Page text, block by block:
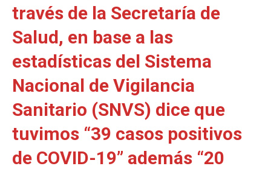
través de la Secretaría de
Salud, en base a las
estadísticas del Sistema
Nacional de Vigilancia
Sanitario (SNVS) dice que
tuvimos “39 casos positivos
de COVID-19” además “20